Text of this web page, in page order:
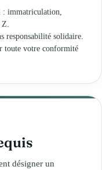
: immatriculation,
responsabilité solidaire.
toute votre conformité
désigner un